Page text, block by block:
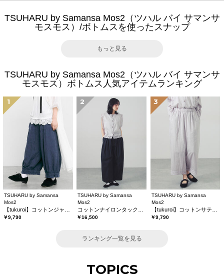
TSUHARU by Samansa Mos2（ツハル バイ サマンサ
モスモス）/ボトムスを使ったスナップ
もっと見る
TSUHARU by Samansa Mos2（ツハル バイ サマンサ
モスモス）ボトムス人気アイテムランキング
1
TSUHARU by Samansa
Mos2
￥9,790
2
TSUHARU by Samansa
Mos2
￥16,500
3
TSUHARU by Samansa
Mos2
￥9,790
ランキング一覧を見る
TOPICS